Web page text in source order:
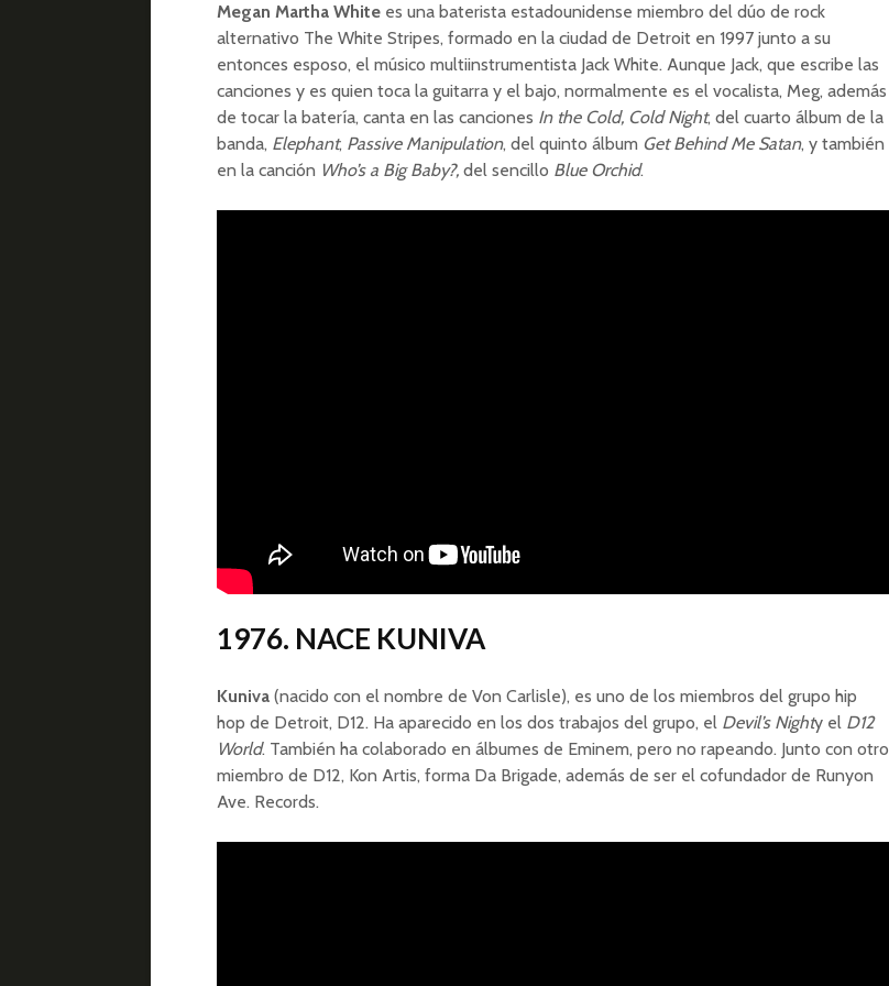
Megan Martha White es una baterista estadounidense miembro del dúo de rock
alternativo The White Stripes, formado en la ciudad de Detroit en 1997 junto a su
entonces esposo, el músico multiinstrumentista Jack White. Aunque Jack, que escribe las
canciones y es quien toca la guitarra y el bajo, normalmente es el vocalista, Meg, además
de tocar la batería, canta en las canciones In the Cold, Cold Night, del cuarto álbum de la
banda, Elephant, Passive Manipulation, del quinto álbum Get Behind Me Satan, y también
en la canción Who’s a Big Baby?, del sencillo Blue Orchid.
1976. NACE KUNIVA
Kuniva (nacido con el nombre de Von Carlisle), es uno de los miembros del grupo hip
hop de Detroit, D12. Ha aparecido en los dos trabajos del grupo, el Devil’s Nighty el D12
World. También ha colaborado en álbumes de Eminem, pero no rapeando. Junto con otro
miembro de D12, Kon Artis, forma Da Brigade, además de ser el cofundador de Runyon
Ave. Records.